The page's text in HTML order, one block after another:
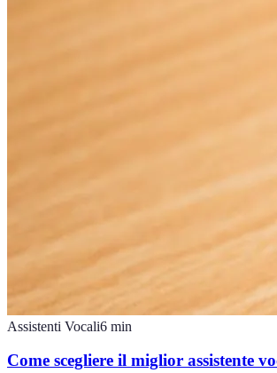
Assistenti Vocali6 min
Come scegliere il miglior assistente